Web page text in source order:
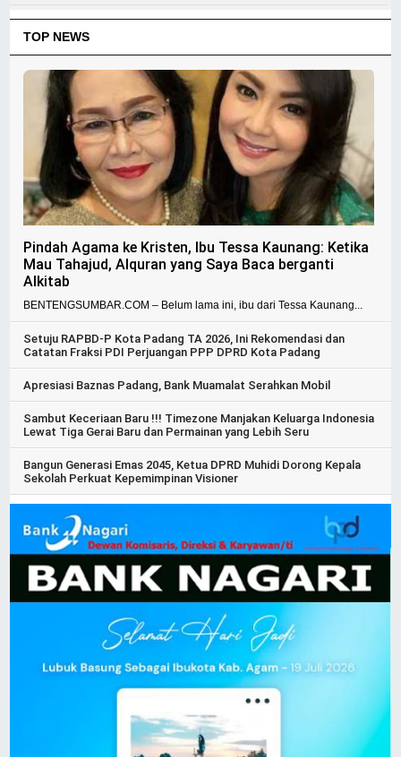
TOP NEWS
Pindah Agama ke Kristen, Ibu Tessa Kaunang: Ketika
Mau Tahajud, Alquran yang Saya Baca berganti
Alkitab
BENTENGSUMBAR.COM – Belum lama ini, ibu dari Tessa Kaunang...
Setuju RAPBD-P Kota Padang TA 2026, Ini Rekomendasi dan
Catatan Fraksi PDI Perjuangan PPP DPRD Kota Padang
Apresiasi Baznas Padang, Bank Muamalat Serahkan Mobil
Sambut Keceriaan Baru !!! Timezone Manjakan Keluarga Indonesia
Lewat Tiga Gerai Baru dan Permainan yang Lebih Seru
Bangun Generasi Emas 2045, Ketua DPRD Muhidi Dorong Kepala
Sekolah Perkuat Kepemimpinan Visioner